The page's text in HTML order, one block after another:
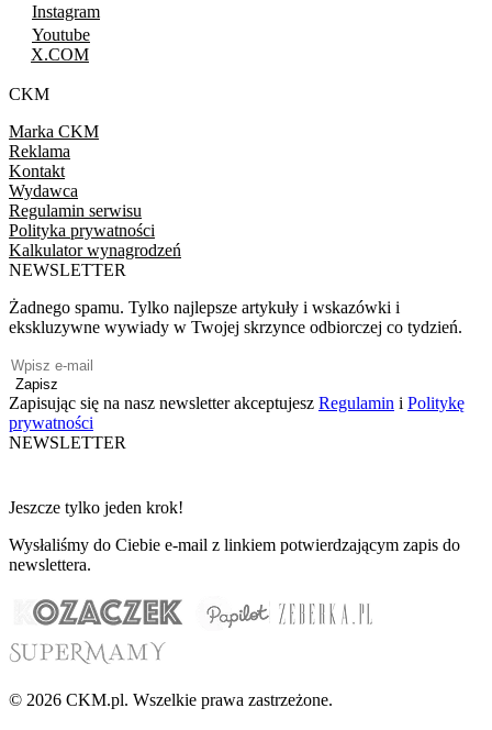
Instagram
Youtube
X.COM
CKM
Marka CKM
Reklama
Kontakt
Wydawca
Regulamin serwisu
Polityka prywatności
Kalkulator wynagrodzeń
NEWSLETTER
Żadnego spamu. Tylko najlepsze artykuły i wskazówki i
ekskluzywne wywiady w Twojej skrzynce odbiorczej co tydzień.
Zapisz
Zapisując się na nasz newsletter akceptujesz Regulamin i Politykę
prywatności
NEWSLETTER
Jeszcze tylko jeden krok!
Wysłaliśmy do Ciebie e-mail z linkiem potwierdzającym zapis do
newslettera.
© 2026 CKM.pl. Wszelkie prawa zastrzeżone.